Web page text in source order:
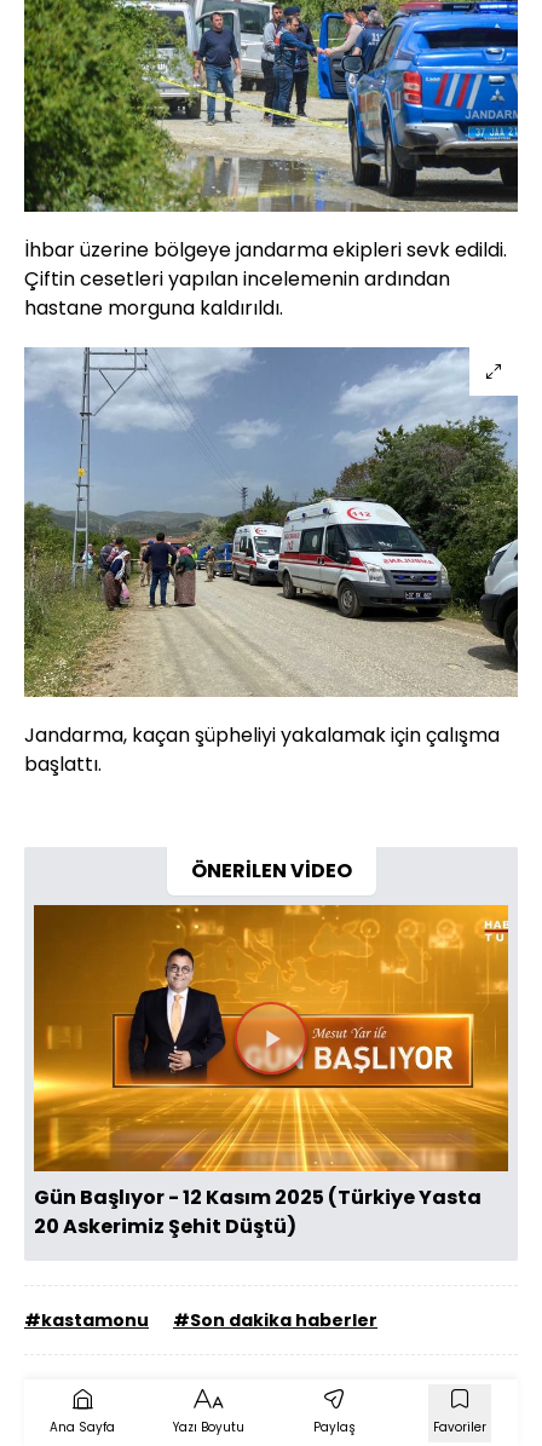
İhbar üzerine bölgeye jandarma ekipleri sevk edildi.
Çiftin cesetleri yapılan incelemenin ardından
hastane morguna kaldırıldı.
Jandarma, kaçan şüpheliyi yakalamak için çalışma
başlattı.
ÖNERİLEN VİDEO
Videoyu
Oynat
Gün Başlıyor - 12 Kasım 2025 (Türkiye Yasta
20 Askerimiz Şehit Düştü)
#kastamonu #Son dakika haberler
Ana Sayfa Yazı Boyutu Paylaş Favoriler